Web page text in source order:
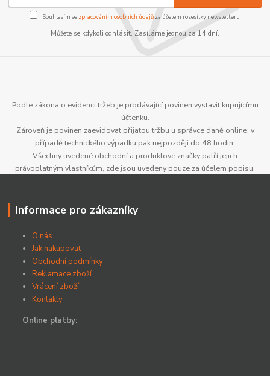
Souhlasím se zpracováním osobních údajůza účelem rozesílky newsletteru.
Můžete se kdykoli odhlásit. Zasíláme jednou za 14 dní.
Podle zákona o evidenci tržeb je prodávající povinen vystavit kupujícímu
účtenku.
Zároveň je povinen zaevidovat přijatou tržbu u správce daně online; v
případě technického výpadku pak nejpozději do 48 hodin.
Všechny uvedené obchodní a produktové značky patří jejich
právoplatným vlastníkům, zde jsou uvedeny pouze za účelem popisu.
Informace pro zákazníky
O nás
Jak nakupovat
Obchodní podmínky
Reklamace zboží
Vrácení zboží
Kontakty
Online platby: